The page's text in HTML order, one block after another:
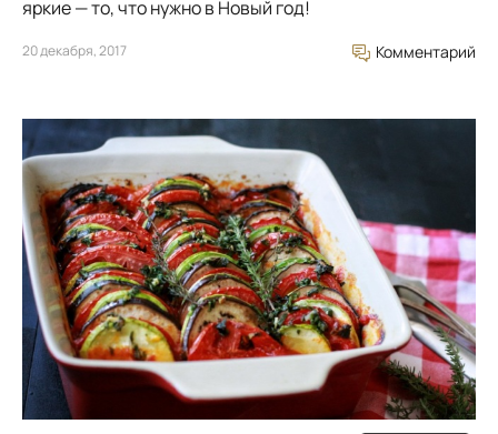
яркие — то, что нужно в Новый год!
20 декабря, 2017 Комментарий